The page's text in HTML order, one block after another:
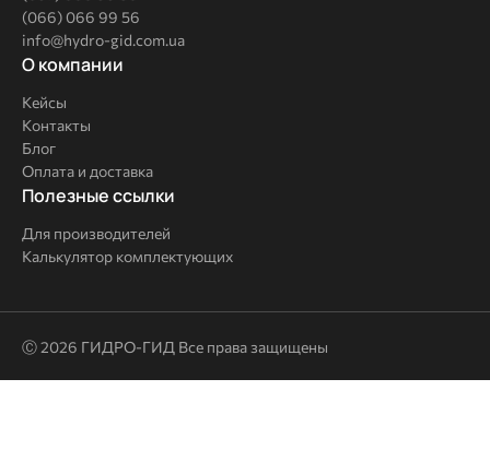
(066) 066 99 56
info@hydro-gid.com.ua
О
компании
О компании
Кейсы
Контакты
Блог
Оплата и доставка
Полезные
Полезные ссылки
Для производителей
Калькулятор комплектующих
Ⓒ 2026 ГИДРО-ГИД Все права защищены